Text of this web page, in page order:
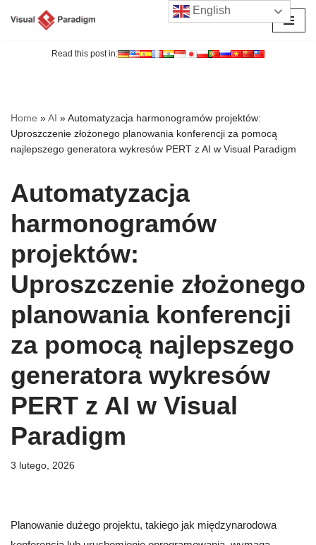
Read this post in:
Home »AI »Automatyzacja harmonogramów projektów:
Uproszczenie złożonego planowania konferencji za pomocą
najlepszego generatora wykresów PERT z AI w Visual Paradigm
Automatyzacja
harmonogramów
projektów:
Uproszczenie złożonego
planowania konferencji
za pomocą najlepszego
generatora wykresów
PERT z AI w Visual
Paradigm
3 lutego, 2026
Planowanie dużego projektu, takiego jak międzynarodowa
English